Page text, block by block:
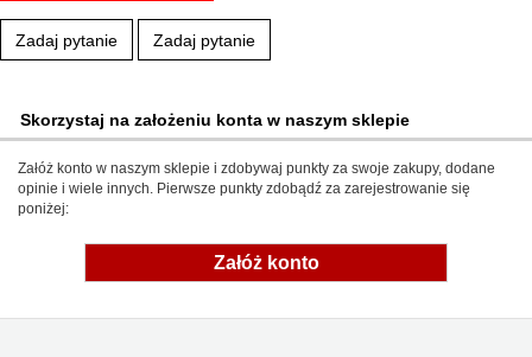
Zadaj pytanie Zadaj pytanie
Skorzystaj na założeniu konta w naszym sklepie
Załóż konto w naszym sklepie i zdobywaj punkty za swoje zakupy, dodane
opinie i wiele innych. Pierwsze punkty zdobądź za zarejestrowanie się
poniżej:
Załóż konto